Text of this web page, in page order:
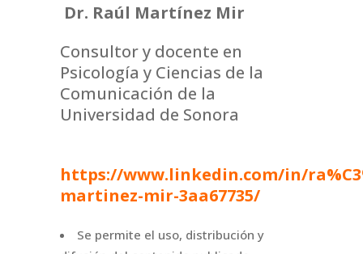
Dr. Raúl Martínez Mir
Consultor y docente en
Psicología y Ciencias de la
Comunicación de la
Universidad de Sonora
https://www.linkedin.com/in/
martinez-mir-3aa67735/
Se permite el uso, distribución y